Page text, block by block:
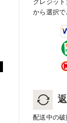
クレジッ
から選択
配送中の